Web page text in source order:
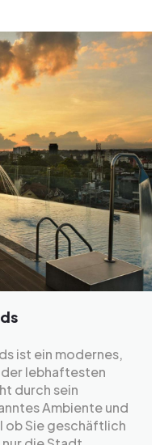
ist ein modernes,
lebhaftesten
durch sein
Ambiente und
ob Sie geschäftlich